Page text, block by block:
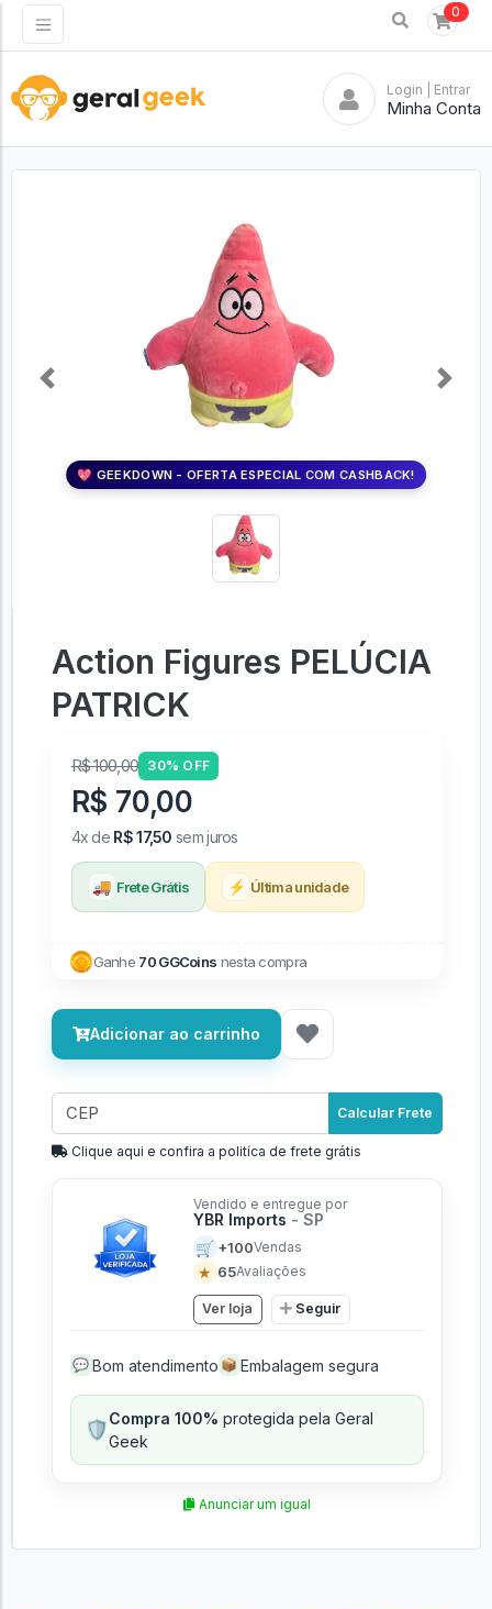
0
Login | Entrar
Minha Conta
💖 GEEKDOWN - OFERTA ESPECIAL COM CASHBACK!
Previous Next
Action Figures PELÚCIA
PATRICK
R$ 100,00 30% OFF
R$ 70,00
4x de R$ 17,50 sem juros
🚚 Frete Grátis ⚡ Última unidade
Ganhe 70 GGCoins nesta compra
Adicionar ao carrinho
Calcular Frete
Clique aqui e confira a politíca de frete grátis
Vendido e entregue por
YBR Imports - SP
🛒 +100Vendas
★ 65Avaliações
Ver loja Seguir
💬 Bom atendimento 📦 Embalagem segura
🛡️Compra 100% protegida pela Geral
Geek
Anunciar um igual